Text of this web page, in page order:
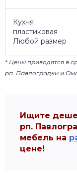
Кухня
пластиковая
Любой размер
* Цены приводятся в
рп. Павлоградки и
Ищите
рп.
мебель на
цене!